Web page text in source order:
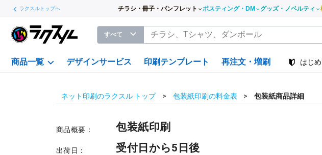
ラクスルトップへ チラシ・冊子・パンフレット ポスティング・DM グッズ・ノベルティ
すべて
商品一覧 デザインサービス 印刷テンプレート 再注文・増刷 はじ
ネット印刷のラクスル トップ 包装紙印刷の料金表 包装紙商品詳細
商品概要： 包装紙印刷
出荷日： 受付日から5日後